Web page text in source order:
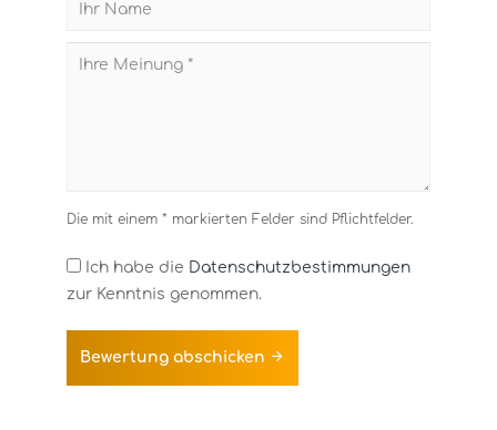
Die mit einem * markierten Felder sind Pflichtfelder.
Ich habe die Datenschutzbestimmungen
zur Kenntnis genommen.
Bewertung abschicken